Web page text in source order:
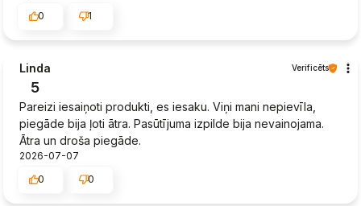
0
1
Linda Verificēts
5
Pareizi iesaiņoti produkti, es iesaku. Viņi mani nepievīla,
piegāde bija ļoti ātra. Pasūtījuma izpilde bija nevainojama.
Ātra un droša piegāde.
2026-07-07
0
0